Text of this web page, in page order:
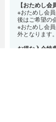
【おためし会
※おためし会
後はご希望の
※おためし会
外となります。
お得な入会特